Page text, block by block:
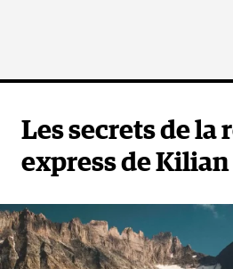
Les secrets de la
express de